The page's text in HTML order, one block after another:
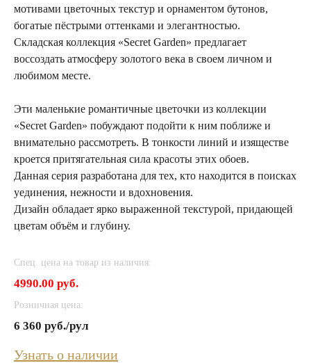
мотивами цветочных текстур и орнаментом бутонов,
богатые пёстрыми оттенками и элегантностью.
Складская коллекция «Secret Garden» предлагает
воссоздать атмосферу золотого века в своем личном и
любимом месте.
Эти маленькие романтичные цветочки из коллекции
«Secret Garden» побуждают подойти к ним поближе и
внимательно рассмотреть. В тонкости линий и изяществе
кроется притягательная сила красоты этих обоев.
Данная серия разработана для тех, кто находится в поисках
уединения, нежности и вдохновения.
Дизайн обладает ярко выраженной текстурой, придающей
цветам объём и глубину.
Спец. цена на товар из наличия:
4990.00 руб.
Розничная цена:
6 360 руб./рул
Узнать о наличии